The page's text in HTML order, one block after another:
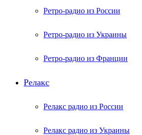
Ретро-радио из России
Ретро-радио из Украины
Ретро-радио из Франции
Релакс
Релакс радио из России
Релакс радио из Украины